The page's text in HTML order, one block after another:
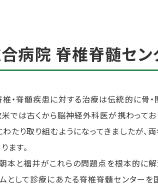
病院 脊椎脊髄セン
・脊髄疾患に対する治療は伝統的に骨
米では古くから脳神経外科医が携わって
たり取り組むようになってきましたが
ます。
本と福井がこれらの問題点を根本的に
として診療にあたる脊椎脊髄センター